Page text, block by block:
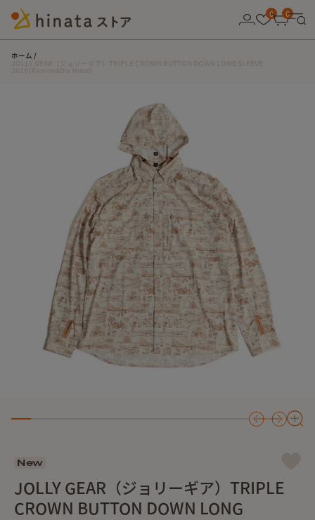
0
0
ホーム
New
JOLLY GEAR（ジョリーギア）TRIPLE
CROWN BUTTON DOWN LONG